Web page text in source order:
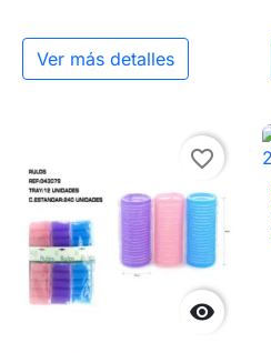
Ver más detalles

favorite_border